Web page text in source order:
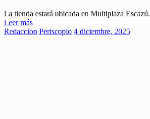
La tienda estará ubicada en Multiplaza Escazú.
Leer más
Redaccion Periscopio 4 diciembre, 2025